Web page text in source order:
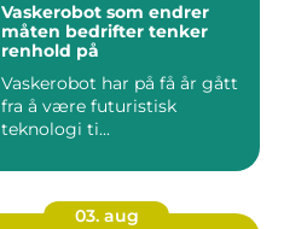
Vaskerobot som endrer
måten bedrifter tenker
renhold på
Vaskerobot har på få år gått
fra å være futuristisk
teknologi ti...
03. aug